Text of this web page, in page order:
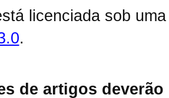
licenciada sob
.
de artigos